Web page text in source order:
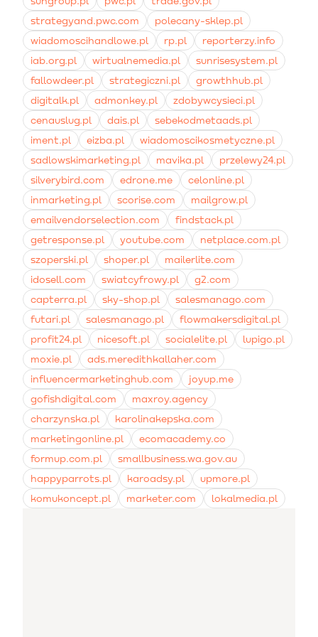
samodzielne znajdowanie najlepiej konwertujących
użytkowników na podstawie danych z Pixela.
strategyand.pwc.com
polecany-sklep.pl
wiadomoscihandlowe.pl
rp.pl
reporterzy.info
iab.org.pl
wirtualnemedia.pl
sunrisesystem.pl
fallowdeer.pl
strategiczni.pl
growthhub.pl
digitalk.pl
admonkey.pl
zdobywcysieci.pl
cenauslug.pl
dais.pl
sebekodmetaads.pl
iment.pl
eizba.pl
wiadomoscikosmetyczne.pl
sadlowskimarketing.pl
mavika.pl
przelewy24.pl
silverybird.com
edrone.me
celonline.pl
inmarketing.pl
scorise.com
mailgrow.pl
emailvendorselection.com
findstack.pl
getresponse.pl
youtube.com
netplace.com.pl
szoperski.pl
shoper.pl
mailerlite.com
idosell.com
swiatcyfrowy.pl
g2.com
capterra.pl
sky-shop.pl
salesmanago.com
futari.pl
salesmanago.pl
flowmakersdigital.pl
profit24.pl
nicesoft.pl socialelite.pl
lupigo.pl
moxie.pl
ads.meredithkallaher.com
influencermarketinghub.com
joyup.me
gofishdigital.com
maxroy.agency
charzynska.pl
karolinakepska.com
marketingonline.pl
ecomacademy.co
formup.com.pl
smallbusiness.wa.gov.au
happyparrots.pl
karoadsy.pl
upmore.pl
komukoncept.pl
marketer.com lokalmedia.pl